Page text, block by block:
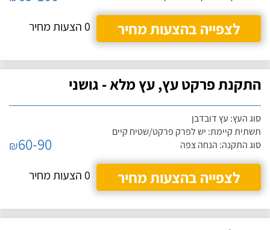
לצפייה בהצעות מחיר
0 הצעות מחיר
התקנת פרקט עץ, עץ מלא - גושני
סוג העץ: עץ דובדבן
תשתית קיימת: יש לפרק פרקט/שטיח קיים
סוג התקנה: הנחה צפה
₪60-90
לצפייה בהצעות מחיר
0 הצעות מחיר